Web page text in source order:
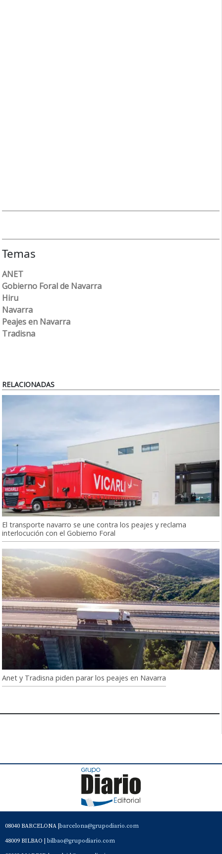
Temas
ANET
Gobierno Foral de Navarra
Hiru
Navarra
Peajes en Navarra
Tradisna
RELACIONADAS
El transporte navarro se une contra los peajes y reclama
interlocución con el Gobierno Foral
Anet y Tradisna piden parar los peajes en Navarra
08040 BARCELONA | barcelona@grupodiario.com
48009 BILBAO | bilbao@grupodiario.com